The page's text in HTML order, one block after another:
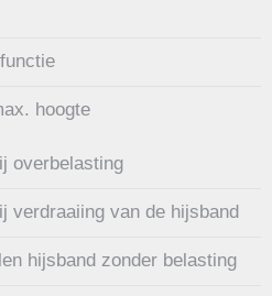
hoogte
overbelasting
verdraaiing van de hijsband
hijsband zonder belasting